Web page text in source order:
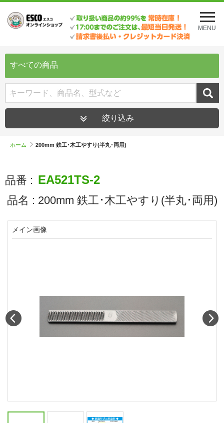
メ
ニ
ュ
を
MENU
すべての商品
絞り込み
ホーム 200mm 鉄工･木工やすり(半丸･両用)
品番 : EA521TS-2
品名 : 200mm 鉄工･木工やすり(半丸･両用)
メイン画像